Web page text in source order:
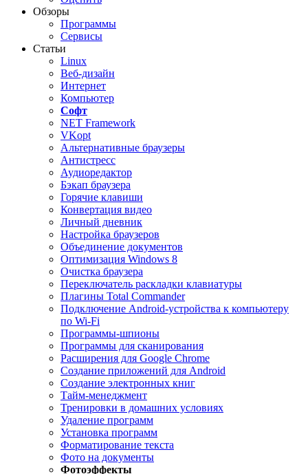
Обзоры
Программы
Сервисы
Статьи
Linux
Веб-дизайн
Интернет
Компьютер
Софт
NET Framework
VKopt
Альтернативные браузеры
Антистресс
Аудиоредактор
Бэкап браузера
Горячие клавиши
Конвертация видео
Личный дневник
Настройка браузеров
Объединение документов
Оптимизация Windows 8
Очистка браузера
Переключатель раскладки клавиатуры
Плагины Total Commander
Подключение Android-устройства к компьютеру
по Wi-Fi
Программы-шпионы
Программы для сканирования
Расширения для Google Chrome
Создание приложений для Android
Создание электронных книг
Тайм-менеджмент
Тренировки в домашних условиях
Удаление программ
Установка программ
Форматирование текста
Фото на документы
Фотоэффекты